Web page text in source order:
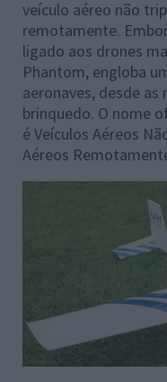
veículo aéreo não
remotamente.
ligado aos drones
Phantom, engloba
aeronaves, desde
brinquedo. O nome
é Veículos Aéreos
Aéreos